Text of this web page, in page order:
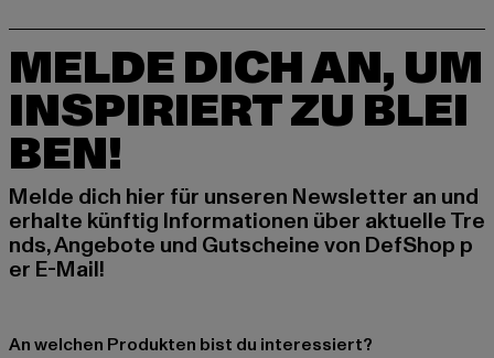
MELDE DICH AN, UM
INSPIRIERT ZU BLEI
BEN!
Melde dich hier für unseren Newsletter an und
erhalte künftig Informationen über aktuelle Tre
nds, Angebote und Gutscheine von DefShop p
er E-Mail!
An welchen Produkten bist du interessiert?